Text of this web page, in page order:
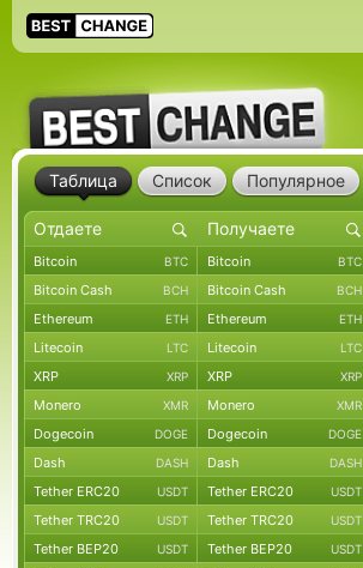
Таблица Список Популярное
Bitcoin BTC Bitcoin BTC
Bitcoin Cash BCH Bitcoin Cash BCH
Ethereum ETH Ethereum ETH
Litecoin LTC Litecoin LTC
XRP XRP XRP XRP
Monero XMR Monero XMR
Dogecoin DOGE Dogecoin DOGE
Dash DASH Dash DASH
Tether ERC20 USDT Tether ERC20 USDT
Tether TRC20 USDT Tether TRC20 USDT
Tether BEP20 USDT Tether BEP20 USDT